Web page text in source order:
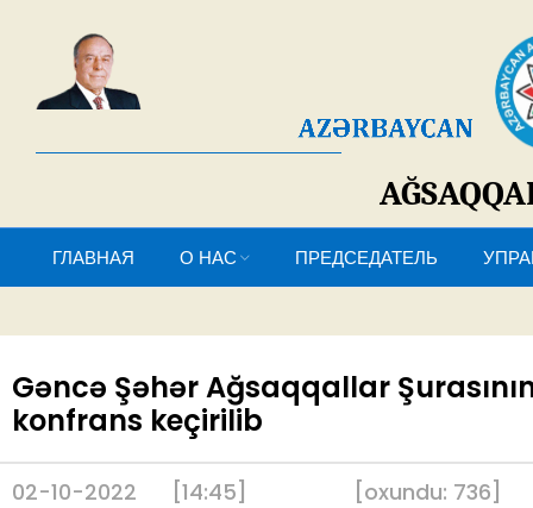
ГЛАВНАЯ О НАС ПРЕДСЕДАТЕЛЬ
Gəncə Şəhər Ağsaqqallar
konfrans keçirilib
02-10-2022 [14:45] [oxundu: 736]